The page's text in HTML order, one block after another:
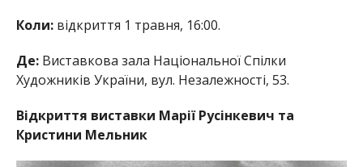
Коли:відкриття 1 травня, 16:00.
Де:Виставкова зала Національної Спілки
Художників України, вул. Незалежності, 53.
Відкриття виставки Марії Русінкевич та
Кристини Мельник